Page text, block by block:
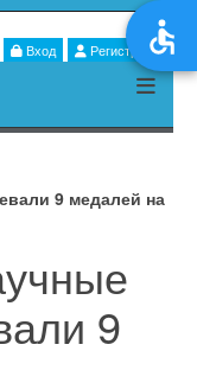
Вход Регистрация
9 медалей на
9